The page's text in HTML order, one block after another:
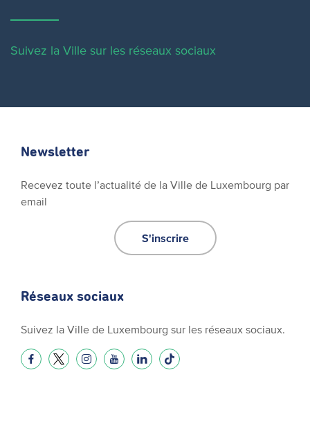
Suivez la Ville sur les réseaux sociaux
Newsletter
Recevez toute l’actualité de la Ville de Luxembourg par
email
S'inscrire
Réseaux sociaux
Suivez la Ville de Luxembourg sur les réseaux sociaux.